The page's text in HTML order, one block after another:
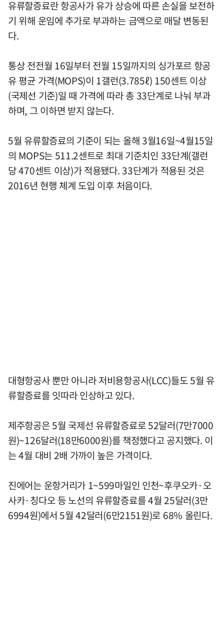
유류할증료란 항공사가 유가 상승에 따른 손실을 보전하
기 위해 운임에 추가로 부과하는 금액으로 매달 변동된
다.
통상 전전월 16일부터 전월 15일까지의 싱가포르 항공
유 평균 가격(MOPS)이 1갤런(3.785ℓ) 150센트 이상
(국제선 기준)일 때 가격에 따라 총 33단계로 나눠 부과
하며, 그 이하면 받지 않는다.
5월 유류할증료의 기준이 되는 올해 3월16일~4월15일
의 MOPS는 511.2센트로 최대 기준치인 33단계(갤런
당 470센트 이상)가 적용됐다. 33단계가 적용된 것은
2016년 현행 체계 도입 이후 처음이다.
대형항공사 뿐만 아니라 저비용항공사(LCC)들도 5월 유
류할증료를 잇따라 인상하고 있다.
제주항공은 5월 국제선 유류할증료로 52달러(7만7000
원)~126달러(18만6000원)를 책정했다고 공지했다. 이
는 4월 대비 2배 가까이 높은 가격이다.
진에어는 운항거리가 1~599마일인 인천~후쿠오카·오
사카·칭다오 등 노선의 유류할증료를 4월 25달러(3만
6994원)에서 5월 42달러(6만2151원)로 68% 올린다.